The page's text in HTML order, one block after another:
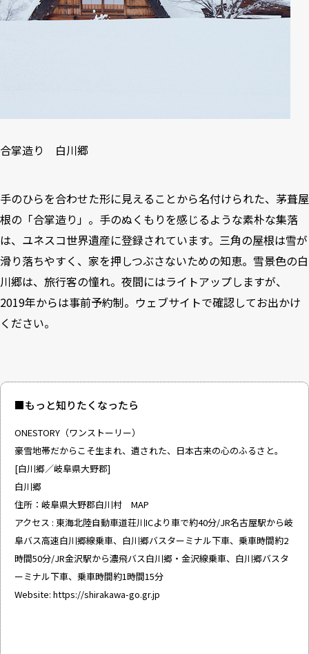
合掌造り 白川郷
手のひらを合わせた形に見えることから名付けられた、茅葺屋
根の「合掌造り」。手のぬくもりを感じるような素朴な集落
は、ユネスコ世界遺産に登録されています。三角の屋根は雪が
滑り落ちやすく、家を押しつぶさないための知恵。雪景色の白
川郷は、旅行客の憧れ。夜間にはライトアップしますが、
2019年からは事前予約制。 ウェブサイトで確認してお出かけ
ください。
■もっと知りたくなったら
ONESTORY（ワンストーリー）
豪雪地帯だからこそ生まれ、遺された、日本古来の心のふるさと。
[白川郷／岐阜県大野郡]
白川郷
住所：岐阜県大野郡白川村 MAP
アクセス : 東海北陸自動車道荘川ICより車で約40分/JR名古屋駅から岐
阜バス高速白川郷線乗車、白川郷バスターミナル下車、乗車時間約2
時間50分/JR金沢駅から濃飛バス白川郷・金沢線乗車、白川郷バスタ
ーミナル下車、乗車時間約1時間15分
Website: https://shirakawa-go.gr.jp